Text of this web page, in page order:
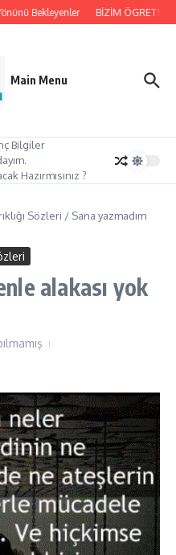
Bekleyenler BİZİM
Main Menu
Bilgiler
Hazırmısınız ?
Sözleri / Sana yazmadım
alakası yok